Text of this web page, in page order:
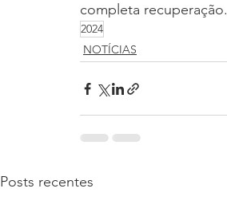
completa recuperação.
2024
NOTÍCIAS
Posts recentes